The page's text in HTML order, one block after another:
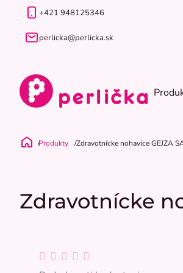
+421 948125346
perlicka@perlicka.sk
Domov
Produkty Zdravotnícke nohavice GEJZA
Zdravotnícke
Priemerné